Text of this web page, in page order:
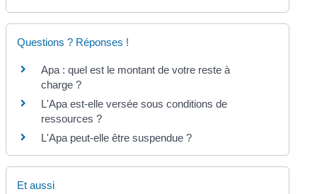
Questions ? Réponses !
Apa : quel est le montant de votre reste à
charge ?
L'Apa est-elle versée sous conditions de
ressources ?
L'Apa peut-elle être suspendue ?
Et aussi